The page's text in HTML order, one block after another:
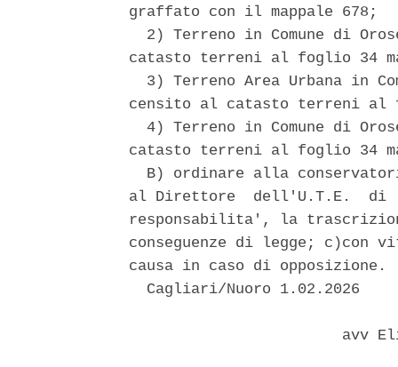
graffato con il mappale 678;
2) Terreno in Comune di
catasto terreni al foglio 34
3) Terreno Area Urbana in
censito al catasto terreni al
4) Terreno in Comune di
catasto terreni al foglio 34
B) ordinare alla
al Direttore  dell'U.T.E.  di
responsabilita', la
conseguenze di legge;
causa in caso di opposizione.
  Cagliari/Nuoro 1.02.2026
avv